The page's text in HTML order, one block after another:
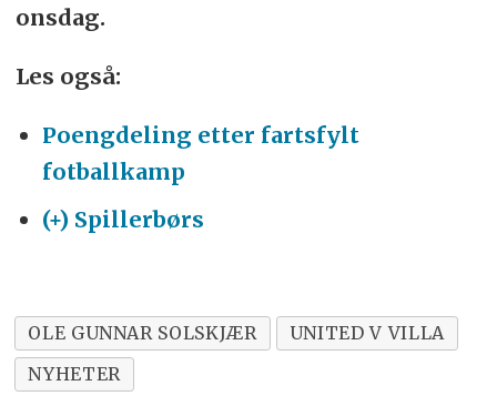
onsdag.
Les også:
Poengdeling etter fartsfylt
fotballkamp
(+) Spillerbørs
OLE GUNNAR SOLSKJÆR
UNITED V VILLA
NYHETER